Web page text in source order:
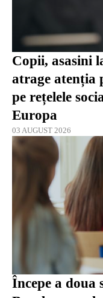
Copii, asasini
atrage
pe rețelele
Europa
03 AUGUST 2026
Începe a doua